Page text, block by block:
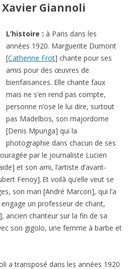
Giannoli
L’histoire : à Paris dans les
années 1920. Marguerite Dumont
[Catherine Frot] chante pour ses
amis pour des œuvres de
bienfaisances. Elle chante faux
mais ne s’en rend pas compte,
personne n’ose le lui dire, surtout
pas Madelbos, son majordome
[Denis Mpunga] qui la
photographie dans chacun de ses
par le journaliste Lucien
et son ami, l’artiste d’avant-
Fenoy]. Et voilà qu’elle veut se
son mari [André Marcon], qui l’a
un professeur de chant,
ancien chanteur sur la fin de sa
son gigolo, une femme à barbe et
a transposé dans les années 1920